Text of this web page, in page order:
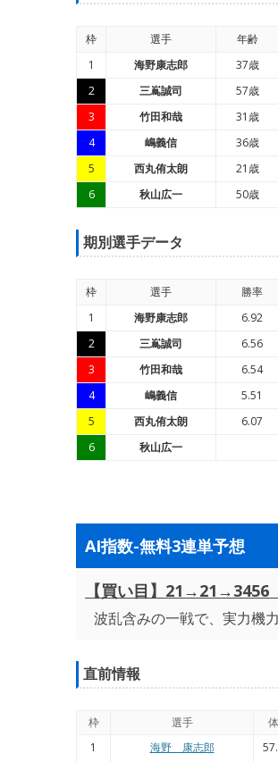
枠 選手 年齢
1
海野康志郎 37歳
2
三嶌誠司 57歳
3
竹田和哉 31歳
4
嶋義信 36歳
5
西丸侑太朗 21歳
6
秋山広一 50歳
期別選手データ
枠 選手 勝率
1
海野康志郎 6.92
2
三嶌誠司 6.56
3
竹田和哉 6.54
4
嶋義信 5.51
5
西丸侑太朗 6.07
6
秋山広一
AI指数-無料3連単予想
【買い目】21→21→3456
波乱含みの一戦で、実力機
直前情報
枠 選手
1
海野 康志郎